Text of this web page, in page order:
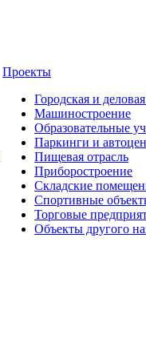
Проекты
Городская и
Машиностроение
Образовательные
Паркинги и
Пищевая отрасль
Приборостроение
Складские
Спортивные
Торговые
Объекты другого